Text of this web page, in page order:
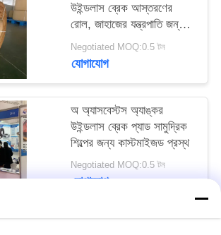
উইন্ডলাস ব্রেক আস্তরণের
রোল, জাহাজের যন্ত্রপাতি জন্য
ব্রেক আস্তরণের রোল
Negotiated MOQ:0.5 টন
যোগাযোগ
অ অ্যাসবেস্টস অ্যাঙ্কর
উইন্ডলাস ব্রেক প্যাড সামুদ্রিক
শিল্পের জন্য কাস্টমাইজড প্রস্থ
Negotiated MOQ:0.5 টন
যোগাযোগ